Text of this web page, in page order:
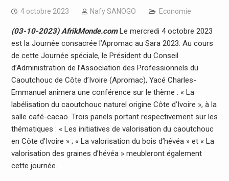
4 octobre 2023 Nafy SANOGO Economie
(03-10-2023) AfrikMonde.comLe mercredi 4 octobre 2023
est la Journée consacrée l’Apromac au Sara 2023. Au cours
de cette Journée spéciale, le Président du Conseil
d’Administration de l’Association des Professionnels du
Caoutchouc de Côte d’Ivoire (Apromac), Yacé Charles-
Emmanuel animera une conférence sur le thème : « La
labélisation du caoutchouc naturel origine Côte d’Ivoire », à la
salle café-cacao. Trois panels portant respectivement sur les
thématiques : « Les initiatives de valorisation du caoutchouc
en Côte d’Ivoire » ; « La valorisation du bois d’hévéa » et « La
valorisation des graines d’hévéa » meubleront également
cette journée.